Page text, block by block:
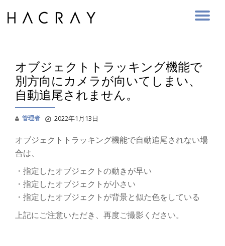
Skip
オブジェクトトラッキング機能で
別方向にカメラが向いてしまい、
自動追尾されません。
管理者 2022年1月13日
オブジェクトトラッキング機能で自動追尾されない場
合は、
・指定したオブジェクトの動きが早い
・指定したオブジェクトが小さい
・指定したオブジェクトが背景と似た色をしている
上記にご注意いただき、再度ご撮影ください。